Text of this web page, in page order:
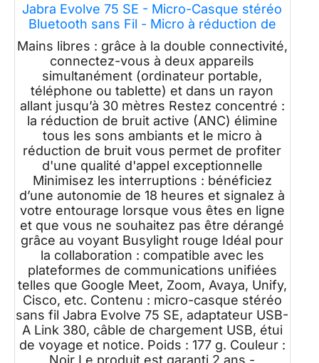
Jabra Evolve 75 SE - Micro-Casque stéréo
Bluetooth sans Fil - Micro à réduction de
Bruit et réduction de Bruit Active - Certifié
Google Meet & Zoom, Fonctionne avec Les
principales Plateformes - Noir
Mains libres : grâce à la double connectivité,
connectez-vous à deux appareils
simultanément (ordinateur portable,
téléphone ou tablette) et dans un rayon
allant jusqu’à 30 mètres Restez concentré :
la réduction de bruit active (ANC) élimine
tous les sons ambiants et le micro à
réduction de bruit vous permet de profiter
d'une qualité d'appel exceptionnelle
Minimisez les interruptions : bénéficiez
d’une autonomie de 18 heures et signalez à
votre entourage lorsque vous êtes en ligne
et que vous ne souhaitez pas être dérangé
grâce au voyant Busylight rouge Idéal pour
la collaboration : compatible avec les
plateformes de communications unifiées
telles que Google Meet, Zoom, Avaya, Unify,
Cisco, etc. Contenu : micro-casque stéréo
sans fil Jabra Evolve 75 SE, adaptateur USB-
A Link 380, câble de chargement USB, étui
de voyage et notice. Poids : 177 g. Couleur :
Noir Le produit est garanti 2 ans -